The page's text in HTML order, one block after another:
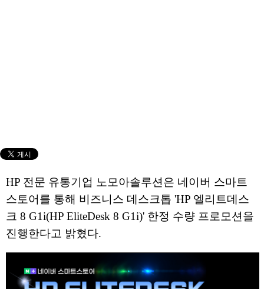
HP 전문 유통기업 노모아솔루션은 네이버 스마트
스토어를 통해 비즈니스 데스크톱 'HP 엘리트데스
크 8 G1i(HP EliteDesk 8 G1i)' 한정 수량 프로모션을
진행한다고 밝혔다.